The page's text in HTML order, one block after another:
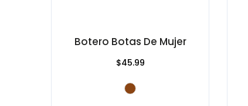
Botero Botas De Mujer
$45.99